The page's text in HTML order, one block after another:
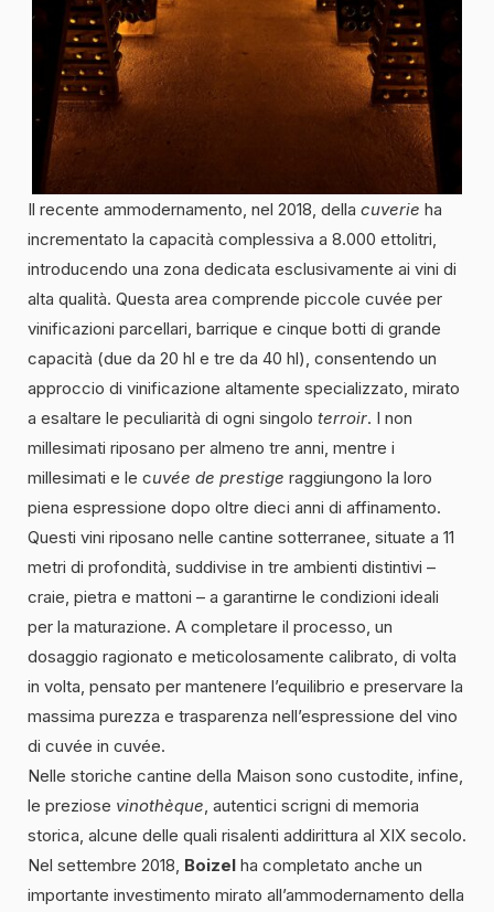
Il recente ammodernamento, nel 2018, della cuverie ha
incrementato la capacità complessiva a 8.000 ettolitri,
introducendo una zona dedicata esclusivamente ai vini di
alta qualità. Questa area comprende piccole cuvée per
vinificazioni parcellari, barrique e cinque botti di grande
capacità (due da 20 hl e tre da 40 hl), consentendo un
approccio di vinificazione altamente specializzato, mirato
a esaltare le peculiarità di ogni singolo terroir. I non
millesimati riposano per almeno tre anni, mentre i
millesimati e le cuvée de prestige raggiungono la loro
piena espressione dopo oltre dieci anni di affinamento.
Questi vini riposano nelle cantine sotterranee, situate a 11
metri di profondità, suddivise in tre ambienti distintivi –
craie, pietra e mattoni – a garantirne le condizioni ideali
per la maturazione. A completare il processo, un
dosaggio ragionato e meticolosamente calibrato, di volta
in volta, pensato per mantenere l’equilibrio e preservare la
massima purezza e trasparenza nell’espressione del vino
di cuvée in cuvée.
Nelle storiche cantine della Maison sono custodite, infine,
le preziose vinothèque , autentici scrigni di memoria
storica, alcune delle quali risalenti addirittura al XIX secolo.
Nel settembre 2018, Boizel ha completato anche un
importante investimento mirato all’ammodernamento della